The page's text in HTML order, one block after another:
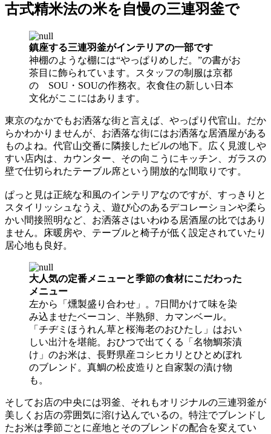
古式精米法の米を自慢の三連羽釜で
鎮座する三連羽釜がインテリアの一部です
神棚のような棚には“やっぱりめしだ。”の書がお
茶目に飾られています。スタッフの制服は京都
の SOU・SOUの作務衣。衣食住の新しい日本
文化がここにはあります。
東京のなかでもお洒落な街と言えば、やっぱり代官山。だか
らかわかりませんが、お洒落な街にはお洒落な居酒屋がある
ものよね。代官山交番に隣接したビルの地下。広く見渡しや
すい店内は、カウンター、その向こうにキッチン、ガラスの
壁で仕切られたテーブル席という開放的な間取りです。
ぱっと見は正統な和風のインテリアなのですが、すっきりと
スタイリッシュなうえ、遊び心のあるデコレーションや柔ら
かい間接照明など、お洒落さはいわゆる居酒屋の比ではあり
ません。床暖房や、テーブルと椅子が低く設定されていたり
居心地も良好。
大人気の定番メニューと季節の食材にこだわった
メニュー
左から「燻製盛り合わせ」。7日間かけて味を染
み込ませたベーコン、半熟卵、カマンベール。
「チヂミほうれん草と桜海老のおひたし」はおい
しい出汁を堪能。おひつで出てくる「名物鯛茶漬
け」のお米は、長野県産コシヒカリとひとめぼれ
のブレンド。真鯛の松皮造りと自家製の漬け物
も。
そしてお店の中央には羽釜、それもオリジナルの三連羽釜が
美しくお店の雰囲気に溶け込んでいるの。特注でブレンドし
たお米は季節ごとに産地とそのブレンドの配合を変えてい